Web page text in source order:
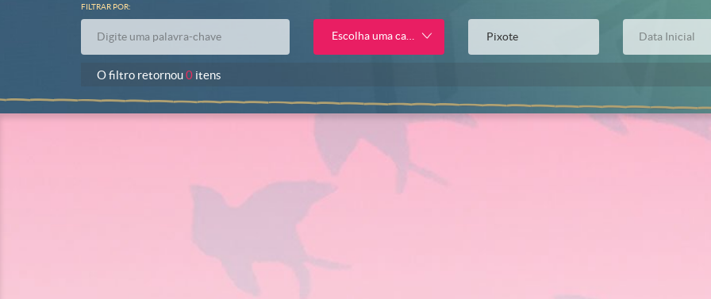
FILTRAR POR:
Escolha uma categoria
O filtro retornou0 itens